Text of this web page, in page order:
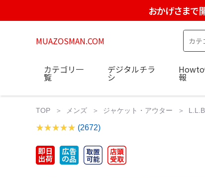
おかげさまで
MUAZOSMAN.COM
カテゴリ一
覧
デジタルチラ
シ 報
TOP メンズ ジャケット・アウター
(2672)